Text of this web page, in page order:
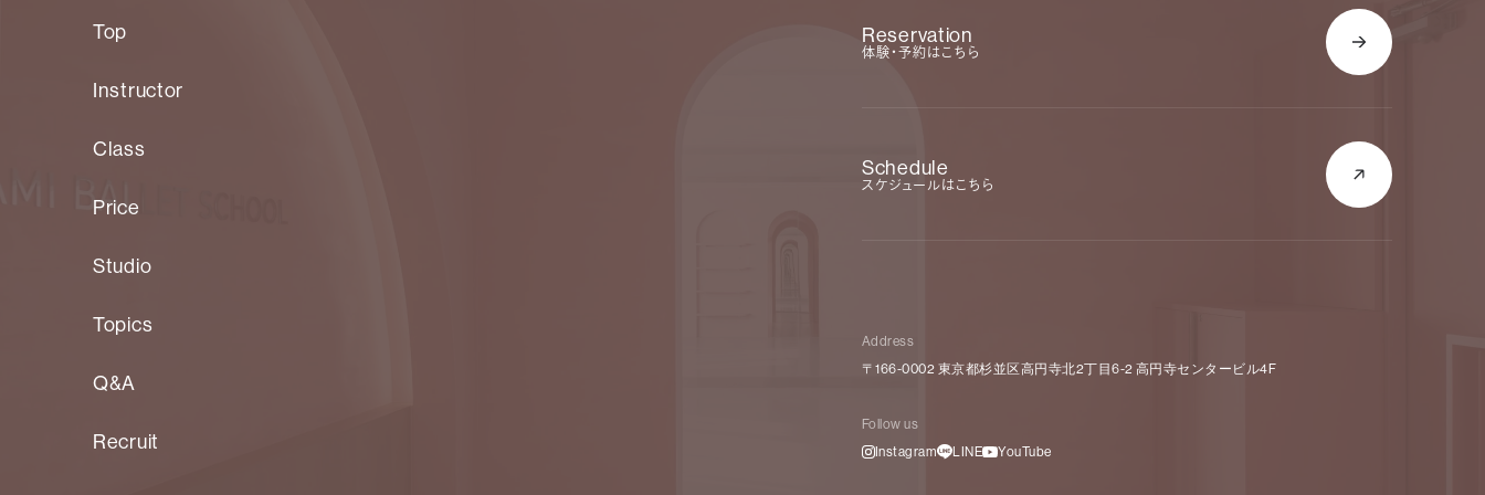
Reservation
体験・予約はこちら
Schedule
スケジュールはこちら
Top
Instructor
Class
Price
Studio
Topics
Q&A
Recruit
Address
〒166-0002 東京都杉並区高円寺北2丁目6-2 高円寺センタービル4F
Follow us
Instagram
LINE YouTube